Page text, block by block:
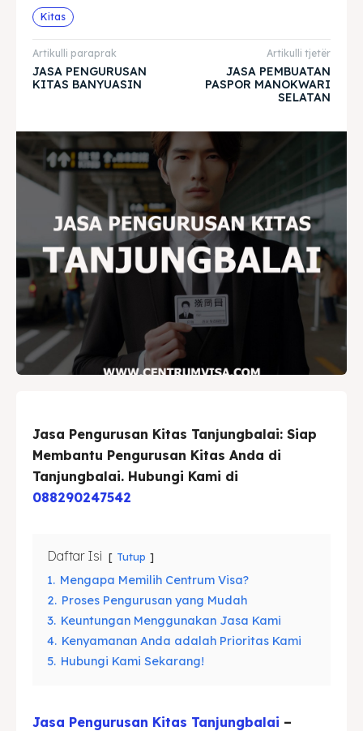
& Make a booking today
Home
Paspor
Kitas
Imta
Legalisir
Apostille
Penerjemah
Asuransi
& Make a booking today
Home
Paspor
Kitas
Imta
Legalisir
Apostille
Penerjemah
Asuransi
Kitas
Artikulli paraprak
JASA PENGURUSAN
KITAS BANYUASIN
Artikulli tjetër
JASA PEMBUATAN
PASPOR MANOKWARI
SELATAN
Jasa Pengurusan Kitas Tanjungbalai: Siap
Membantu Pengurusan Kitas Anda di
Tanjungbalai. Hubungi Kami di
088290247542
Daftar Isi Tutup
1. Mengapa Memilih Centrum Visa?
2. Proses Pengurusan yang Mudah
3. Keuntungan Menggunakan Jasa Kami
4. Kenyamanan Anda adalah Prioritas Kami
5. Hubungi Kami Sekarang!
Jasa Pengurusan Kitas Tanjungbalai –